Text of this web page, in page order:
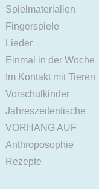
Spielmaterialien
Fingerspiele
Lieder
Einmal in der Woche
Im Kontakt mit Tieren
Vorschulkinder
Jahreszeitentische
VORHANG AUF
Anthroposophie
Rezepte